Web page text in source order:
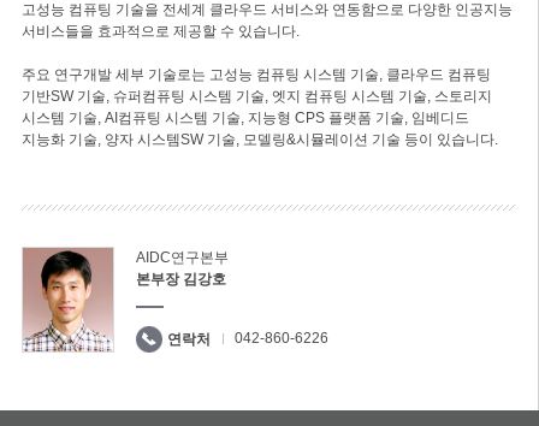
고성능 컴퓨팅 기술을 전세계 클라우드 서비스와 연동함으로 다양한 인공지능
서비스들을 효과적으로 제공할 수 있습니다.
주요 연구개발 세부 기술로는 고성능 컴퓨팅 시스템 기술, 클라우드 컴퓨팅
기반SW 기술, 슈퍼컴퓨팅 시스템 기술, 엣지 컴퓨팅 시스템 기술, 스토리지
시스템 기술, AI컴퓨팅 시스템 기술, 지능형 CPS 플랫폼 기술, 임베디드
지능화 기술, 양자 시스템SW 기술, 모델링&시뮬레이션 기술 등이 있습니다.
AIDC연구본부
본부장 김강호
연락처 042-860-6226